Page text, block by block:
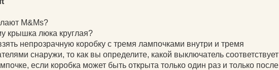
M&Ms?
крышка люка круглая?
непрозрачную коробку с тремя лампочками внутри и тремя
снаружи, то как вы определите, какой выключатель соответствует
если коробка может быть открыта только один раз и только после